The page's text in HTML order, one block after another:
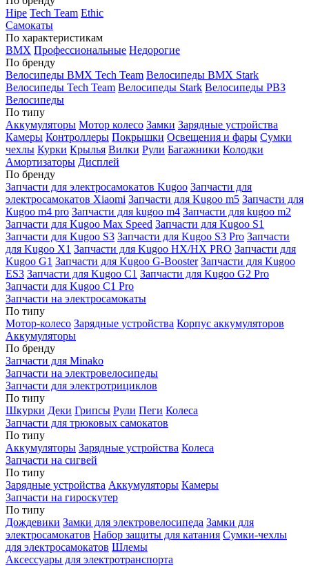
Hipe Tech Team Ethic
Самокаты
По характеристикам
BMX Профессиональные Недорогие
По бренду
Велосипеды BMX Tech Team Велосипеды BMX Stark
Велосипеды Tech Team Велосипеды Stark Велосипеды РВЗ
Велосипеды
По типу
Аккумуляторы Мотор колесо Замки Зарядные устройства
Камеры Контроллеры Покрышки Освещения и фары Сумки
чехлы Курки Крылья Вилки Рули Багажники Колодки
Амортизаторы Дисплей
По бренду
Запчасти для электросамокатов Kugoo Запчасти для
электросамокатов Xiaomi Запчасти для Kugoo m5 Запчасти для
Кugoo m4 pro Запчасти для kugoo m4 Запчасти для kugoo m2
Запчасти для Kugoo Max Speed Запчасти для Kugoo S1
Запчасти для Kugoo S3 Запчасти для Kugoo S3 Pro Запчасти
для Kugoo X1 Запчасти для Kugoo HX/HX PRO Запчасти для
Kugoo G1 Запчасти для Kugoo G-Booster Запчасти для Kugoo
ES3 Запчасти для Kugoo C1 Запчасти для Kugoo G2 Pro
Запчасти для Kugoo C1 Pro
Запчасти на электросамокаты
По типу
Мотор-колесо Зарядные устройства Корпус аккумуляторов
Аккумуляторы
По бренду
Запчасти для Minako
Запчасти на электровелосипеды
Запчасти для электротрициклов
По типу
Шкурки Деки Грипсы Рули Пеги Колеса
Запчасти для трюковых самокатов
По типу
Аккумуляторы Зарядные устройства Колеса
Запчасти на сигвей
По типу
Зарядные устройства Аккумуляторы Камеры
Запчасти на гироскутер
По типу
Дождевики Замки для электровелосипеда Замки для
электросамокатов Набор защиты для катания Сумки-чехлы
для электросамокатов Шлемы
Аксессуары для электротранспорта